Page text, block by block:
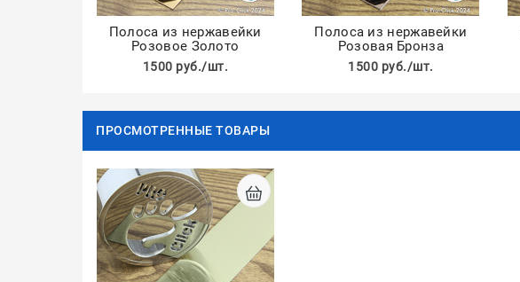
Полоса из нержавейки
Розовое Золото
1500 руб./шт.
Полоса из нержавейки
Розовая Бронза
1500 руб./шт.
ПРОСМОТРЕННЫЕ ТОВАРЫ